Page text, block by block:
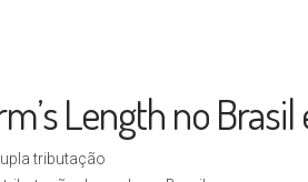
Length no
tributação